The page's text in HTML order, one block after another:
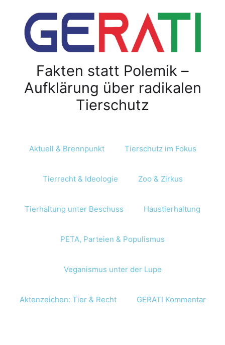
Fakten statt Polemik –
Aufklärung über radikalen
Tierschutz
Aktuell & Brennpunkt Tierschutz im Fokus
Tierrecht & Ideologie Zoo & Zirkus
Tierhaltung unter Beschuss Haustierhaltung
PETA, Parteien & Populismus
Veganismus unter der Lupe
Aktenzeichen: Tier & Recht GERATI Kommentar